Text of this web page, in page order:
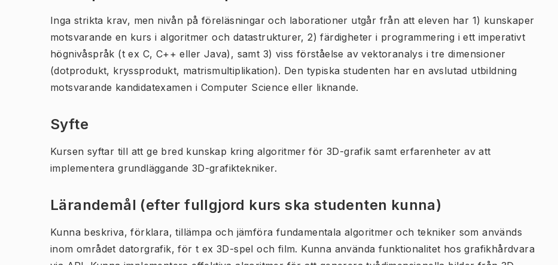
Inga strikta krav, men nivån på föreläsningar och laborationer utgår från att eleven har 1) kunskaper
motsvarande en kurs i algoritmer och datastrukturer, 2) färdigheter i programmering i ett imperativt
högnivåspråk (t ex C, C++ eller Java), samt 3) viss förståelse av vektoranalys i tre dimensioner
(dotprodukt, kryssprodukt, matrismultiplikation). Den typiska studenten har en avslutad utbildning
motsvarande kandidatexamen i Computer Science eller liknande.
Syfte
Kursen syftar till att ge bred kunskap kring algoritmer för 3D-grafik samt erfarenheter av att
implementera grundläggande 3D-grafiktekniker.
Lärandemål (efter fullgjord kurs ska studenten kunna)
Kunna beskriva, förklara, tillämpa och jämföra fundamentala algoritmer och tekniker som används
inom området datorgrafik, för t ex 3D-spel och film. Kunna använda funktionalitet hos grafikhårdvara